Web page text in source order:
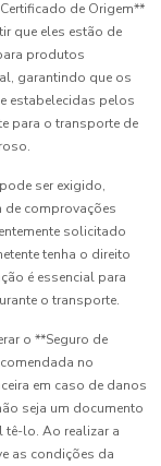
de Origem**
que eles estão de
produtos
garantindo que os
estabelecidas pelos
para o transporte de
ser exigido,
de comprovações
solicitado
tenha o direito
é essencial para
o transporte.
o **Seguro de
no
em caso de danos
seja um documento
tê-lo. Ao realizar a
as condições da